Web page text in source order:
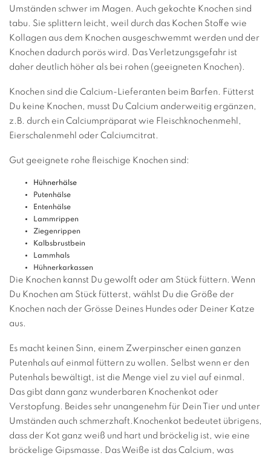
Umständen schwer im Magen. Auch gekochte Knochen sind
tabu. Sie splittern leicht, weil durch das Kochen Stoffe wie
Kollagen aus dem Knochen ausgeschwemmt werden und der
Knochen dadurch porös wird. Das Verletzungsgefahr ist
daher deutlich höher als bei rohen (geeigneten Knochen).
Knochen sind die Calcium-Lieferanten beim Barfen. Fütterst
Du keine Knochen, musst Du Calcium anderweitig ergänzen,
z.B. durch ein Calciumpräparat wie Fleischknochenmehl,
Eierschalenmehl oder Calciumcitrat.
Gut geeignete rohe fleischige Knochen sind:
Hühnerhälse
Putenhälse
Entenhälse
Lammrippen
Ziegenrippen
Kalbsbrustbein
Lammhals
Hühnerkarkassen
Die Knochen kannst Du gewolft oder am Stück füttern. Wenn
Du Knochen am Stück fütterst, wählst Du die Größe der
Knochen nach der Grösse Deines Hundes oder Deiner Katze
aus.
Es macht keinen Sinn, einem Zwerpinscher einen ganzen
Putenhals auf einmal füttern zu wollen. Selbst wenn er den
Putenhals bewältigt, ist die Menge viel zu viel auf einmal.
Das gibt dann ganz wunderbaren Knochenkot oder
Verstopfung. Beides sehr unangenehm für Dein Tier und unter
Umständen auch schmerzhaft.Knochenkot bedeutet übrigens,
dass der Kot ganz weiß und hart und bröckelig ist, wie eine
bröckelige Gipsmasse. Das Weiße ist das Calcium, was